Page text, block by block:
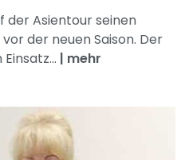
der Asientour seinen
der neuen Saison. Der
| mehr